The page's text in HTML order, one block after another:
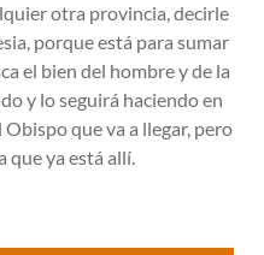
otra provincia, decirle
porque está para sumar
el bien del hombre y de la
y lo seguirá haciendo en
que va a llegar, pero
que ya está allí.